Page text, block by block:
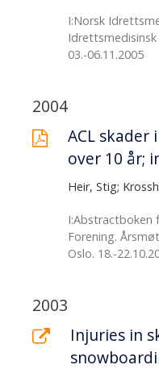
I:Norsk
03.-06.11.2005
2004
ACL skader
over 10 år;
Heir, Stig;
I:Abstractboken
Forening.
Oslo. 18.-
2003
Injuries in